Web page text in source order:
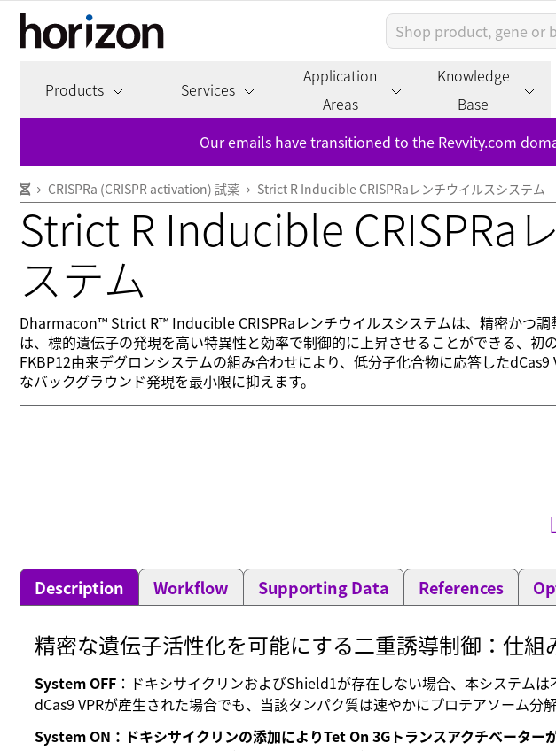
Products Services
Application
Areas
Knowledge
Base
Our emails have transitioned to the Revvity.com
CRISPRa (CRISPR activation) 試薬 Strict R Inducible CRISPRaレンチウイルスシステム
Strict R Inducible CRISPRa
ステム
Dharmacon™ Strict R™ Inducible CRISPRaレンチウイルスシステムは、精密かつ
は、標的遺伝子の発現を高い特異性と効率で制御的に上昇させることができる、初
FKBP12由来デグロンシステムの組み合わせにより、低分子化合物に応答した
なバックグラウンド発現を最小限に抑えます。
Description Workflow Supporting Data References
精密な遺伝子活性化を可能にする二重誘導制御：仕組
System OFF：ドキシサイクリンおよびShield1が存在しない場合、本システム
dCas9 VPRが産生された場合でも、当該タンパク質は速やかにプロテアソーム
System ON：ドキシサイクリンの添加によりTet On 3Gトランスアクチベータ